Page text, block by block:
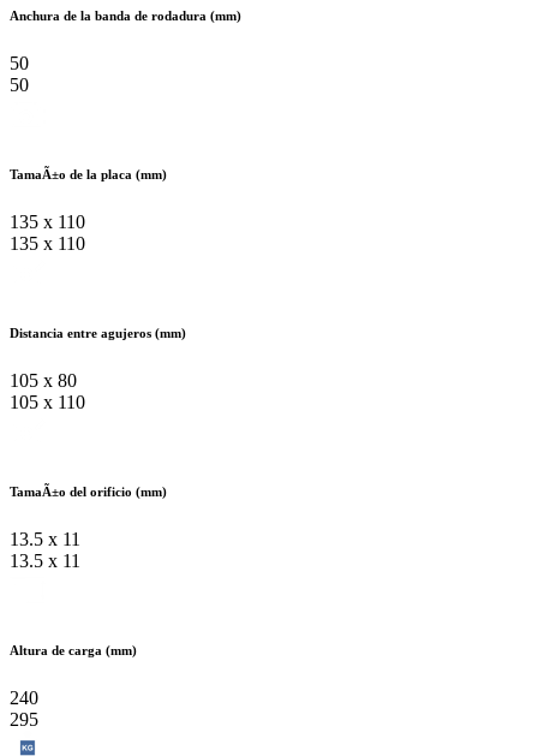
Anchura de la banda de rodadura (mm)
50
50
TamaÃ±o de la placa (mm)
135 x 110
135 x 110
Distancia entre agujeros (mm)
105 x 80
105 x 110
TamaÃ±o del orificio (mm)
13.5 x 11
13.5 x 11
Altura de carga (mm)
240
295